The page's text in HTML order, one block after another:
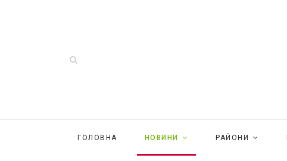
ГОЛОВНА НОВИНИ РАЙОНИ